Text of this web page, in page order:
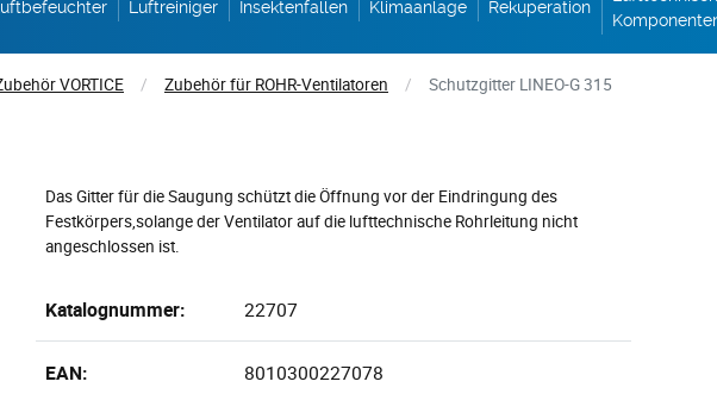
Luftreiniger Insektenfallen Klimaanlage Rekuperation
VORTICE / Zubehör für ROHR-Ventilatoren / Schutzgitter LINEO-G 315
Das Gitter für die Saugung schützt die Öffnung vor der Eindringung des
Festkörpers,solange der Ventilator auf die lufttechnische Rohrleitung nicht
angeschlossen ist.
Katalognummer: 22707
EAN: 8010300227078